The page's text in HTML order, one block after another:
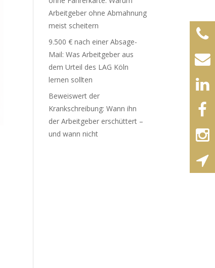
Arbeitgeber ohne Abmahnung
meist scheitern
9.500 € nach einer Absage-
Mail: Was Arbeitgeber aus
dem Urteil des LAG Köln
lernen sollten
Beweiswert der
Krankschreibung: Wann ihn
der Arbeitgeber erschüttert –
und wann nicht